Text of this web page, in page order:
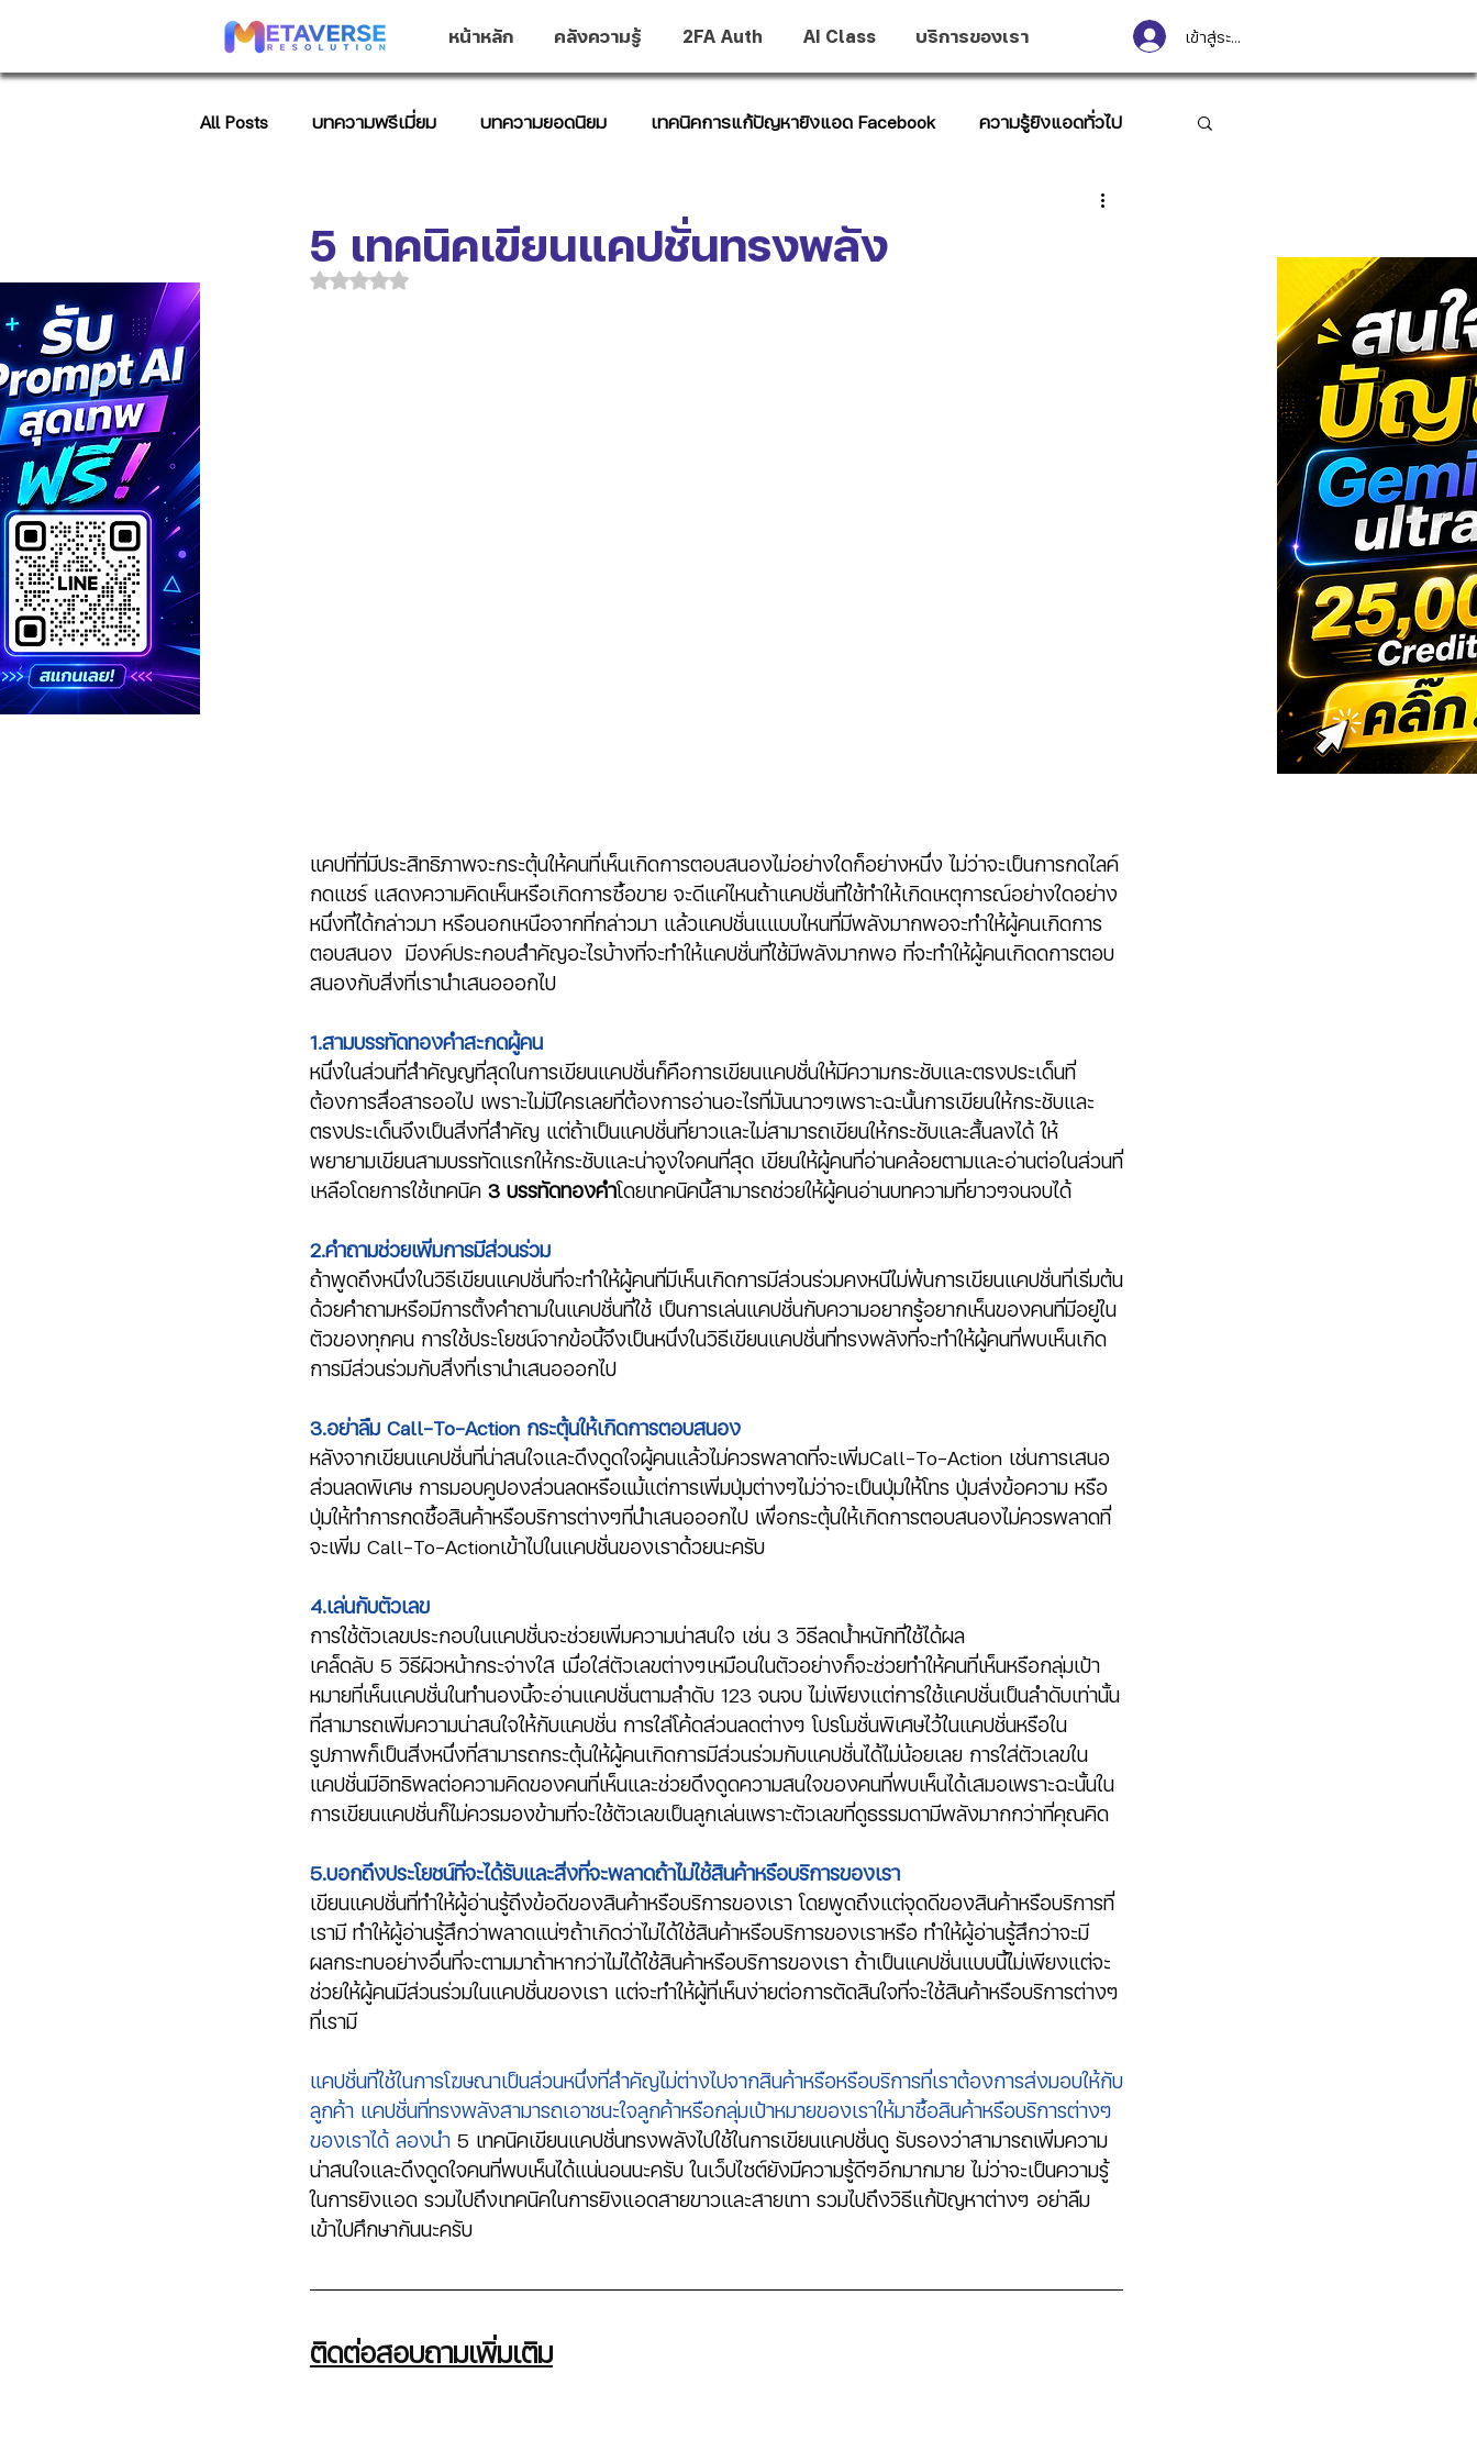
หน้าหลัก คลังความรู้ 2FA Auth AI Class บริการของเรา เข้าสู่ระบบ
All Posts บทความพรีเมี่ยม บทความยอดนิยม เทคนิคการแก้ปัญหายิงแอด Facebook ความรู้ยิงแอดทั่วไป
5 เทคนิคเขียนแคปชั่นทรงพลัง
ได้รับ NaN เต็ม 5 ดาว
แคปที่ที่มีประสิทธิภาพจะกระตุ้นให้คนที่เห็นเกิดการตอบสนองไม่อย่างใดก็อย่างหนึ่ง ไม่ว่าจะเป็นการกดไลค์
กดแชร์ แสดงความคิดเห็นหรือเกิดการซื้อขาย จะดีแค่ไหนถ้าแคปชั่นที่ใช้ทำให้เกิดเหตุการณ์อย่างใดอย่าง
หนึ่งที่ได้กล่าวมา หรือนอกเหนือจากที่กล่าวมา แล้วแคปชั่นแแบบไหนที่มีพลังมากพอจะทำให้ผู้คนเกิดการ
ตอบสนอง  มีองค์ประกอบสำคัญอะไรบ้างที่จะทำให้แคปชั่นที่ใช้มีพลังมากพอ ที่จะทำให้ผู้คนเกิดดการตอบ
สนองกับสิ่งที่เรานำเสนอออกไป
1.สามบรรทัดทองคำสะกดผู้คน
หนึ่งในส่วนที่สำคัญญที่สุดในการเขียนแคปชั่นก็คือการเขียนแคปชั่นให้มีความกระชับและตรงประเด็นที่
ต้องการสื่อสารออไป เพราะไม่มีใครเลยที่ต้องการอ่านอะไรที่มันนาวๆเพราะฉะนั้นการเขียนให้กระชับและ
ตรงประเด็นจึงเป็นสิ่งที่สำคัญ แต่ถ้าเป็นแคปชั่นที่ยาวและไม่สามารถเขียนให้กระชับและสั้นลงได้ ให้
พยายามเขียนสามบรรทัดแรกให้กระชับและน่าจูงใจคนที่สุด เขียนให้ผู้คนที่อ่านคล้อยตามและอ่านต่อในส่วนที่
เหลือโดยการใช้เทคนิค 3 บรรทัดทองคำโดยเทคนิคนี้สามารถช่วยให้ผู้คนอ่านบทความที่ยาวๆจนจบได้
2.คำถามช่วยเพิ่มการมีส่วนร่วม
ถ้าพูดถึงหนึ่งในวิธีเขียนแคปชั่นที่จะทำให้ผู้คนที่มีเห็นเกิดการมีส่วนร่วมคงหนีไม่พ้นการเขียนแคปชั่นที่เริ่มต้น
ด้วยคำถามหรือมีการตั้งคำถามในแคปชั่นที่ใช้ เป็นการเล่นแคปชั่นกับความอยากรู้อยากเห็นของคนที่มีอยู่ใน
ตัวของทุกคน การใช้ประโยชน์จากข้อนี้จึงเป็นหนึ่งในวิธีเขียนแคปชั่นที่ทรงพลังที่จะทำให้ผู้คนที่พบเห็นเกิด
การมีส่วนร่วมกับสิ่งที่เรานำเสนอออกไป
3.อย่าลืม Call-To-Action กระตุ้นให้เกิดการตอบสนอง
หลังจากเขียนแคปชั่นที่น่าสนใจและดึงดูดใจผู้คนแล้วไม่ควรพลาดที่จะเพิ่มCall-To-Action เช่นการเสนอ
ส่วนลดพิเศษ การมอบคูปองส่วนลดหรือแม้แต่การเพิ่มปุ่มต่างๆไม่ว่าจะเป็นปุ่มให้โทร ปุ่มส่งข้อความ หรือ
ปุ่มให้ทำการกดซื้อสินค้าหรือบริการต่างๆที่นำเสนอออกไป เพื่อกระตุ้นให้เกิดการตอบสนองไม่ควรพลาดที่
จะเพิ่ม Call-To-Actionเข้าไปในแคปชั่นของเราด้วยนะครับ
4.เล่นกับตัวเลข
การใช้ตัวเลขประกอบในแคปชั่นจะช่วยเพิ่มความน่าสนใจ เช่น 3 วิธีลดน้ำหนักที่ใช้ได้ผล
เคล็ดลับ 5 วิธีผิวหน้ากระจ่างใส เมื่อใส่ตัวเลขต่างๆเหมือนในตัวอย่างก็จะช่วยทำให้คนที่เห็นหรือกลุ่มเป้า
หมายที่เห็นแคปชั่นในทำนองนี้จะอ่านแคปชั่นตามลำดับ 123 จนจบ ไม่เพียงแต่การใช้แคปชั่นเป็นลำดับเท่านั้น
ที่สามารถเพิ่มความน่าสนใจให้กับแคปชั่น การใส่โค้ดส่วนลดต่างๆ โปรโมชั่นพิเศษไว้ในแคปชั่นหรือใน
รูปภาพก็เป็นสิ่งหนึ่งที่สามารถกระตุ้นให้ผู้คนเกิดการมีส่วนร่วมกับแคปชั่นได้ไม่น้อยเลย การใส่ตัวเลขใน
แคปชั่นมีอิทธิพลต่อความคิดของคนที่เห็นและช่วยดึงดูดความสนใจของคนที่พบเห็นได้เสมอเพราะฉะนั้นใน
การเขียนแคปชั่นก็ไม่ควรมองข้ามที่จะใช้ตัวเลขเป็นลูกเล่นเพราะตัวเลขที่ดูธรรมดามีพลังมากกว่าที่คุณคิด
5.บอกถึงประโยชน์ที่จะได้รับและสิ่งที่จะพลาดถ้าไม่ใช้สินค้าหรือบริการของเรา
เขียนแคปชั่นที่ทำให้ผู้อ่านรู้ถึงข้อดีของสินค้าหรือบริการของเรา โดยพูดถึงแต่จุดดีของสินค้าหรือบริการที่
เรามี ทำให้ผู้อ่านรู้สึกว่าพลาดแน่ๆถ้าเกิดว่าไม่ได้ใช้สินค้าหรือบริการของเราหรือ ทำให้ผู้อ่านรู้สึกว่าจะมี
ผลกระทบอย่างอื่นที่จะตามมาถ้าหากว่าไม่ได้ใช้สินค้าหรือบริการของเรา ถ้าเป็นแคปชั่นแบบนี้ไม่เพียงแต่จะ
ช่วยให้ผู้คนมีส่วนร่วมในแคปชั่นของเรา แต่จะทำให้ผู้ที่เห็นง่ายต่อการตัดสินใจที่จะใช้สินค้าหรือบริการต่างๆ
ที่เรามี
แคปชั่นที่ใช้ในการโฆษณาเป็นส่วนหนึ่งที่สำคัญไม่ต่างไปจากสินค้าหรือหรือบริการที่เราต้องการส่งมอบให้กับ
ลูกค้า แคปชั่นที่ทรงพลังสามารถเอาชนะใจลูกค้าหรือกลุ่มเป้าหมายของเราให้มาซื้อสินค้าหรือบริการต่างๆ
ของเราได้ ลองนำ 5 เทคนิคเขียนแคปชั่นทรงพลังไปใช้ในการเขียนแคปชั่นดู รับรองว่าสามารถเพิ่มความ
น่าสนใจและดึงดูดใจคนที่พบเห็นได้แน่นอนนะครับ ในเว็ปไซต์ยังมีความรู้ดีๆอีกมากมาย ไม่ว่าจะเป็นความรู้
ในการยิงแอด รวมไปถึงเทคนิคในการยิงแอดสายขาวและสายเทา รวมไปถึงวิธีแก้ปัญหาต่างๆ อย่าลืม
เข้าไปศึกษากันนะครับ
ติดต่อสอบถามเพิ่มเติม